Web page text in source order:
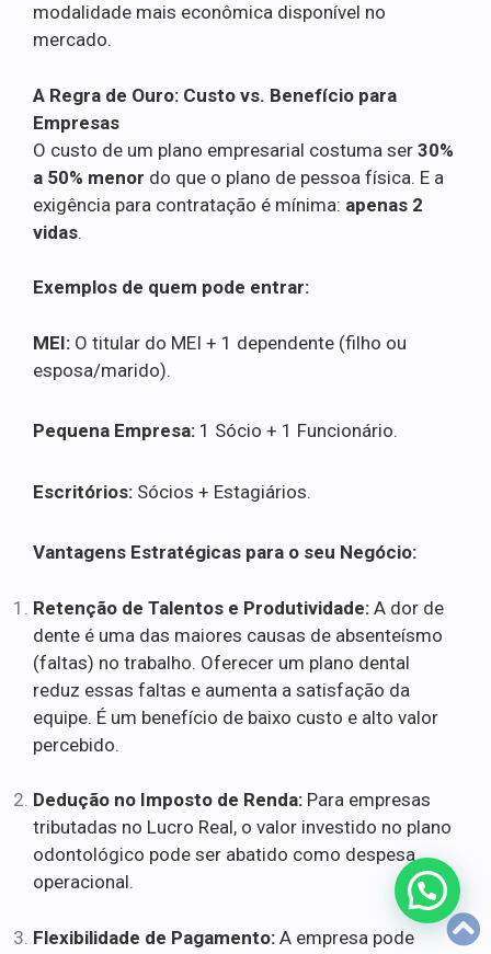
modalidade mais econômica disponível no
mercado.
A Regra de Ouro: Custo vs. Benefício para
Empresas
O custo de um plano empresarial costuma ser 30%
a 50% menor do que o plano de pessoa física. E a
exigência para contratação é mínima: apenas 2
vidas.
Exemplos de quem pode entrar:
MEI: O titular do MEI + 1 dependente (filho ou
esposa/marido).
Pequena Empresa: 1 Sócio + 1 Funcionário.
Escritórios: Sócios + Estagiários.
Vantagens Estratégicas para o seu Negócio:
Retenção de Talentos e Produtividade: A dor de
dente é uma das maiores causas de absenteísmo
(faltas) no trabalho. Oferecer um plano dental
reduz essas faltas e aumenta a satisfação da
equipe. É um benefício de baixo custo e alto valor
percebido.
Dedução no Imposto de Renda: Para empresas
tributadas no Lucro Real, o valor investido no plano
odontológico pode ser abatido como despesa
operacional.
Flexibilidade de Pagamento: A empresa pode